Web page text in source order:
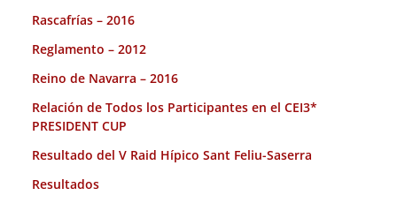
Rascafrías – 2016
Reglamento – 2012
Reino de Navarra – 2016
Relación de Todos los Participantes en el CEI3*
PRESIDENT CUP
Resultado del V Raid Hípico Sant Feliu-Saserra
Resultados